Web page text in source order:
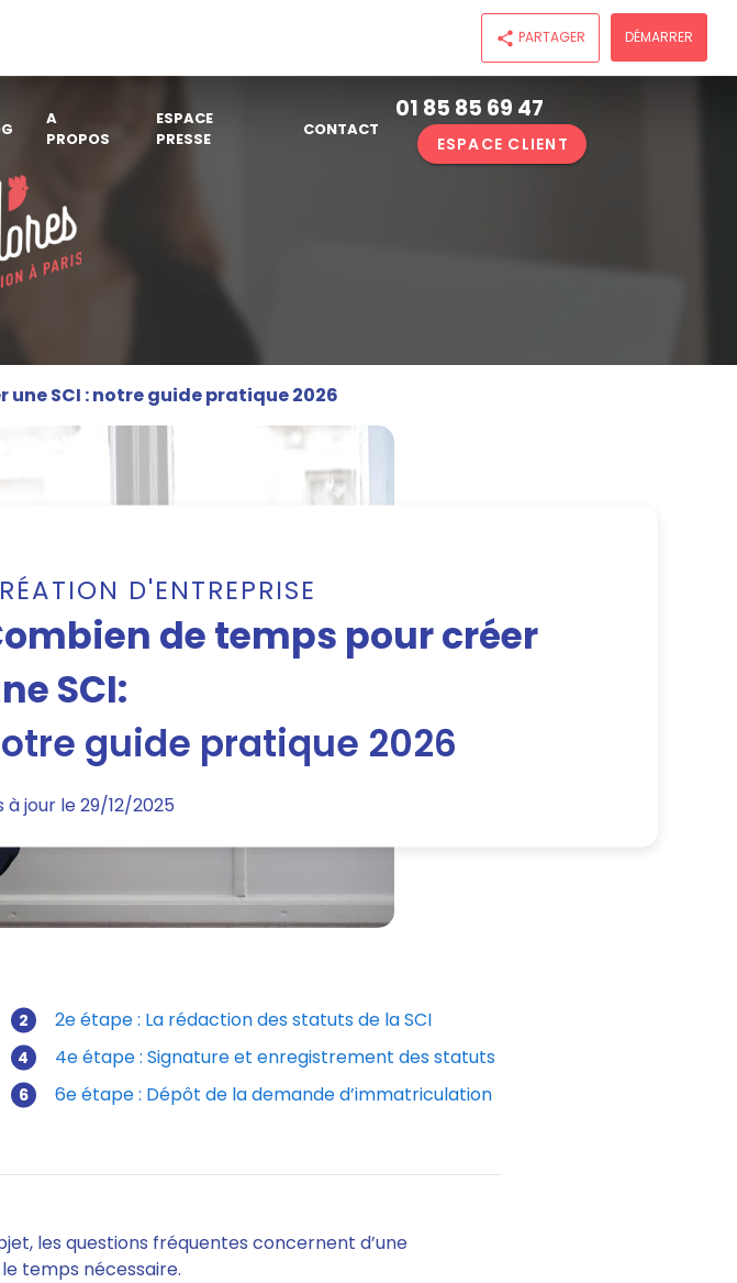
A
PROPOS
ESPACE
PRESSE
CONTACT
01 85 85 69 47
ESPACE CLIENT
share PARTAGER DÉMARRER
une SCI : notre guide pratique 2026
D'ENTREPRISE
de temps pour créer
SCI:
guide pratique 2026
à jour le 29/12/2025
2e étape : La rédaction des statuts de la SCI
4e étape : Signature et enregistrement des statuts
6e étape : Dépôt de la demande d’immatriculation
les questions fréquentes concernent d’une
temps nécessaire.